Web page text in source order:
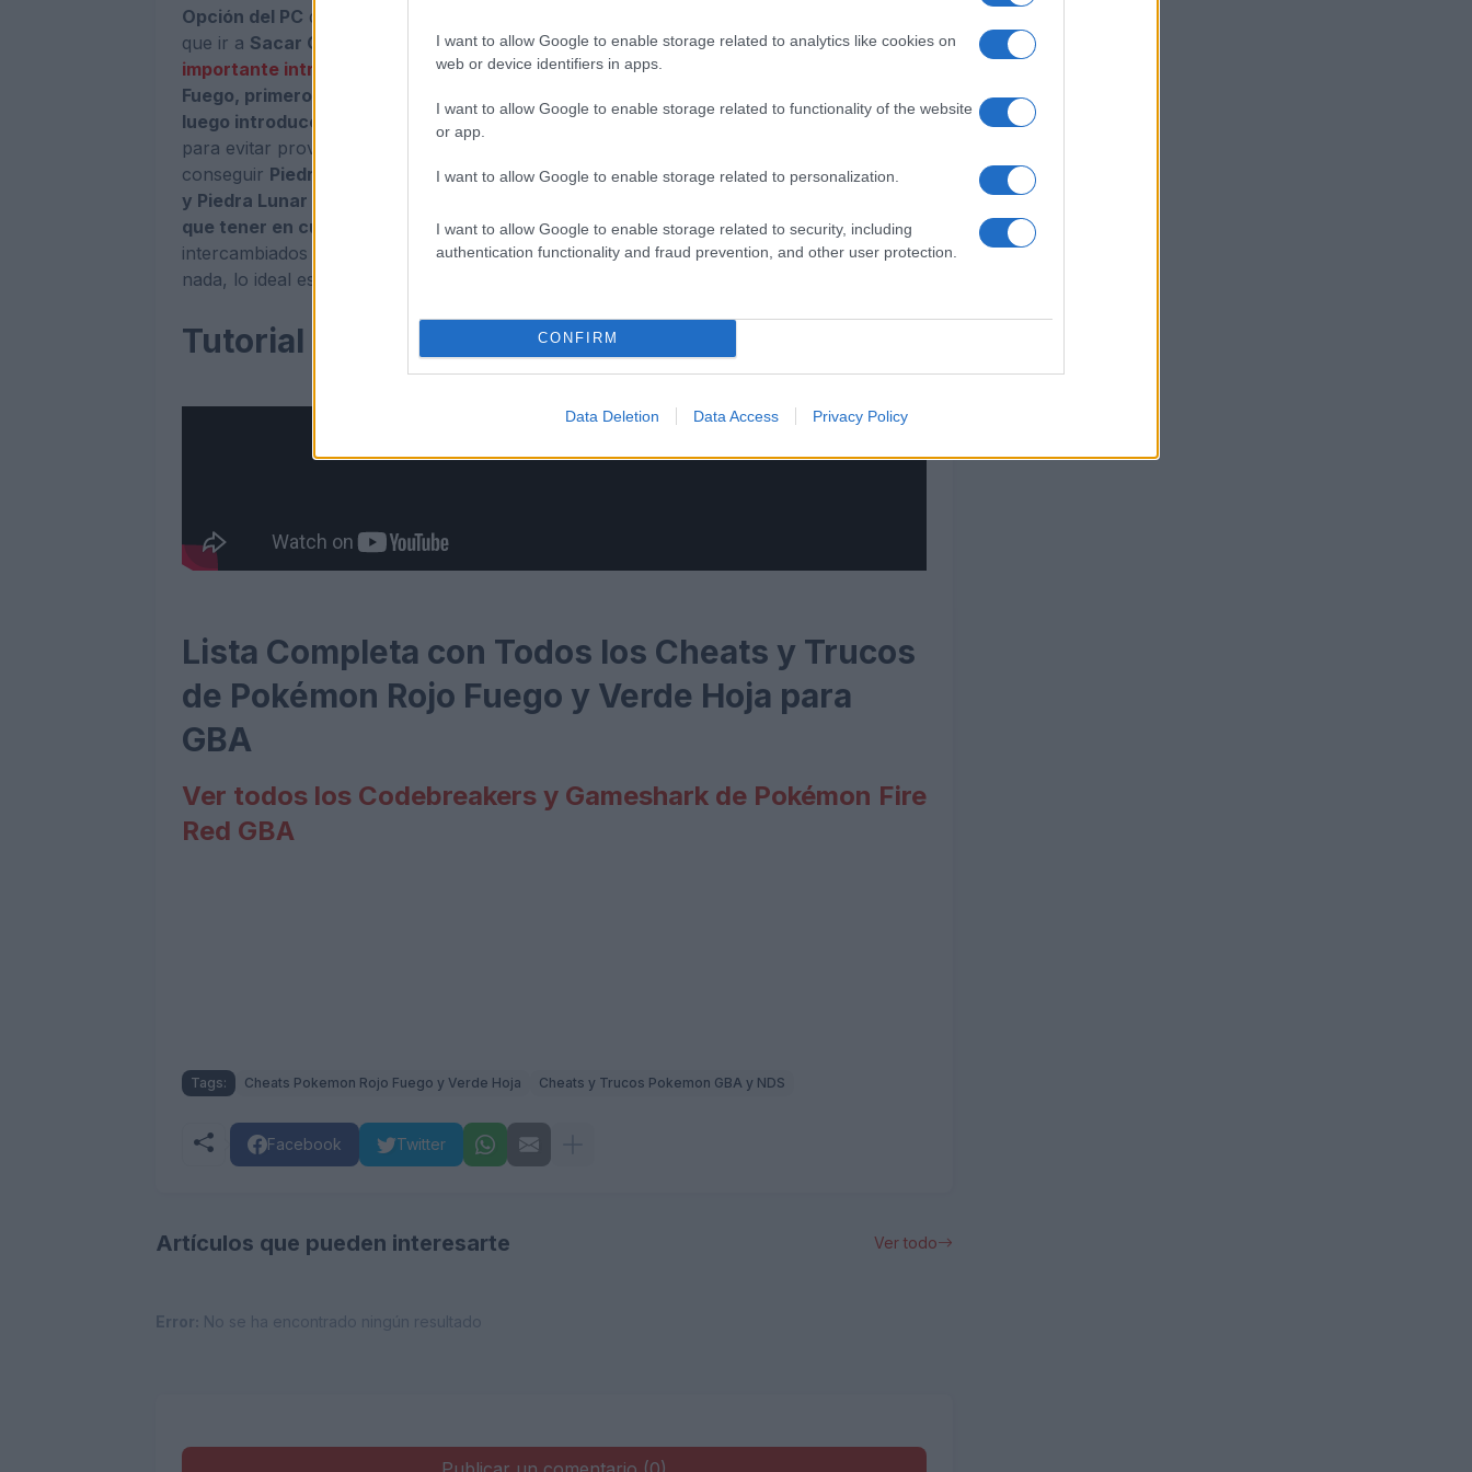
I want to allow Google to enable storage related to analytics like cookies on
web or device identifiers in apps.
I want to allow Google to enable storage related to functionality of the website
or app.
I want to allow Google to enable storage related to personalization.
I want to allow Google to enable storage related to security, including
authentication functionality and fraud prevention, and other user protection.
CONFIRM
Data Deletion Data Access Privacy Policy
Opción del PC del propio Jugador, después se selecciona el
que ir a Sacar Objeto . Allí aparecerá el Tipo de Piedra que hayas elegido,es muy
importante introducir sólo un código.Por ejemplo, si quieres Piedras Agua y Piedras
Fuego, primero introduces el código de la Piedra Agua, la sacas del PC y lo eliminas, y
luego introduces el código de la Piedra Fuego, y de esta manera se haría con todas
para evitar provocar bugs y que no funcionen los Cheats y Trucos. Así se pueden
conseguir Piedras Agua, Piedra Fuego,Piedra Hoja,Piedra Trueno,Piedra Solar
y Piedra Lunar
que tener en cuenta que no hay que tener objetos dentro de la PCporque serían
intercambiados por las Piedras Evolutivas al utilizar el truco, así que si no quieres perder
nada, lo ideal es tener el PC de objetos vacío.
Tutorial en Vídeo
Lista Completa con Todos los Cheats y Trucos
de Pokémon Rojo Fuego y Verde Hoja para
GBA
Ver todos los Codebreakers y Gameshark de Pokémon Fire
Red GBA
Tags: Cheats Pokemon Rojo Fuego y Verde Hoja Cheats y Trucos Pokemon GBA y NDS
Facebook Twitter
Artículos que pueden interesarte Ver todo
Error: No se ha encontrado ningún resultado